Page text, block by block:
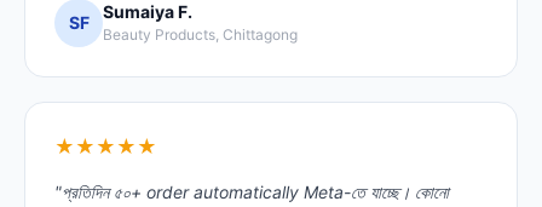
SF
Sumaiya F.
Beauty Products, Chittagong
★★★★★
"প্রতিদিন ৫০+ order automatically Meta-তে যাচ্ছে। কোনো